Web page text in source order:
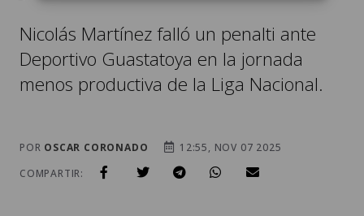
Nicolás Martínez falló un penalti ante
Deportivo Guastatoya en la jornada
menos productiva de la Liga Nacional.
POR OSCAR CORONADO
12:55, NOV 07 2025
COMPARTIR: